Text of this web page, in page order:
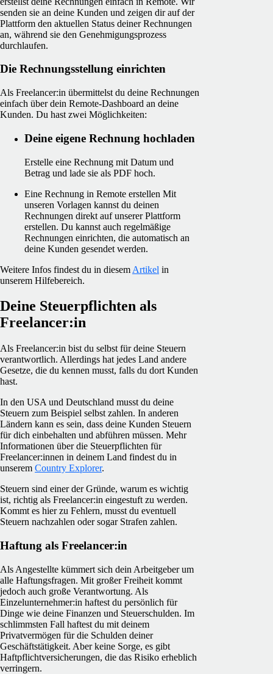
senden sie an deine Kunden und zeigen dir auf der
Plattform den aktuellen Status deiner Rechnungen
an, während sie den Genehmigungsprozess
durchlaufen.
Die Rechnungsstellung einrichten
Als Freelancer:in übermittelst du deine Rechnungen
einfach über dein Remote-Dashboard an deine
Kunden. Du hast zwei Möglichkeiten:
Deine eigene Rechnung hochladen
Erstelle eine Rechnung mit Datum und
Betrag und lade sie als PDF hoch.
Eine Rechnung in Remote erstellen Mit
unseren Vorlagen kannst du deinen
Rechnungen direkt auf unserer Plattform
erstellen. Du kannst auch regelmäßige
Rechnungen einrichten, die automatisch an
deine Kunden gesendet werden.
Weitere Infos findest du in diesem Artikel in
unserem Hilfebereich.
Deine Steuerpflichten als
Freelancer:in
Als Freelancer:in bist du selbst für deine Steuern
verantwortlich. Allerdings hat jedes Land andere
Gesetze, die du kennen musst, falls du dort Kunden
hast.
In den USA und Deutschland musst du deine
Steuern zum Beispiel selbst zahlen. In anderen
Ländern kann es sein, dass deine Kunden Steuern
für dich einbehalten und abführen müssen. Mehr
Informationen über die Steuerpflichten für
Freelancer:innen in deinem Land findest du in
unserem Country Explorer.
Steuern sind einer der Gründe, warum es wichtig
ist, richtig als Freelancer:in eingestuft zu werden.
Kommt es hier zu Fehlern, musst du eventuell
Steuern nachzahlen oder sogar Strafen zahlen.
Haftung als Freelancer:in
Als Angestellte kümmert sich dein Arbeitgeber um
alle Haftungsfragen. Mit großer Freiheit kommt
jedoch auch große Verantwortung. Als
Einzelunternehmer:in haftest du persönlich für
Dinge wie deine Finanzen und Steuerschulden. Im
schlimmsten Fall haftest du mit deinem
Privatvermögen für die Schulden deiner
Geschäftstätigkeit. Aber keine Sorge, es gibt
Haftpflichtversicherungen, die das Risiko erheblich
verringern.